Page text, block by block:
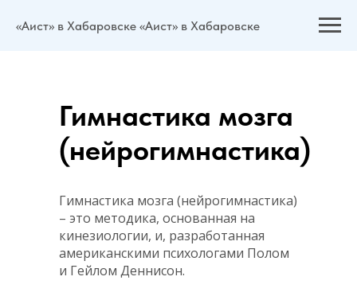
«Аист» в Хабаровске «Аист» в Хабаровске
Гимнастика мозга
(нейрогимнастика)
Гимнастика мозга (нейрогимнастика)
– это методика, основанная на
кинезиологии, и, разработанная
американскими психологами Полом
и Гейлом Деннисон.